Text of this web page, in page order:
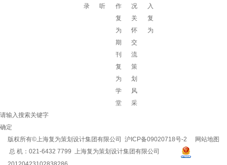
录
听
作
复
为
期
刊
复
为
学
堂
况
关
怀
交
流
策
划
风
采
入
复
为
请输入搜索关键字
确定
网站地图
版权所有©上海复为策划设计集团有限公司 沪ICP备09020718号-2
总 机：021-6432 7799 上海复为策划设计集团有限公司